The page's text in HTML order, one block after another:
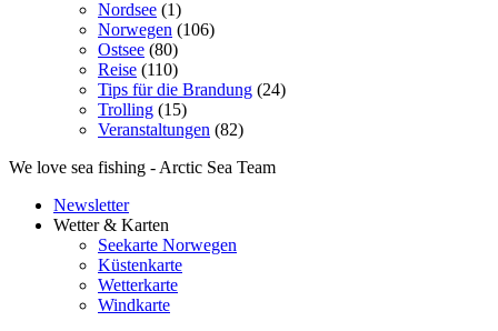
Nordsee (1)
Norwegen (106)
Ostsee (80)
Reise (110)
Tips für die Brandung (24)
Trolling (15)
Veranstaltungen (82)
We love sea fishing - Arctic Sea Team
Newsletter
Wetter & Karten
Seekarte Norwegen
Küstenkarte
Wetterkarte
Windkarte